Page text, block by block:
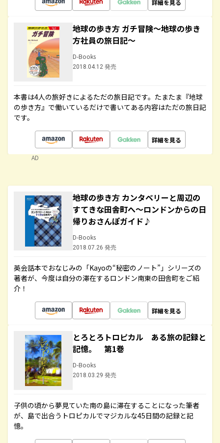
詳細を見る
地球の歩き方 ガチ冒険～地球の歩き
方社員の旅日記～
D-Books
2018.04.12 発売
本書は4人の旅好きによるただの旅日記です。たまたま『地球
の歩き方』で働いているだけで書いてある内容はただの旅日記
です。
詳細を見る
AD
地球の歩き方 カンタベリーと周辺の
すてきな田舎町へ～ロンドンからの日
帰りおさんぽガイド♪
D-Books
2018.07.26 発売
英会話本でおなじみの「Kayoの“秘密のノート”」シリーズの
著者が、今度は自分の滞在するロンドン南東の田舎町をご紹
介！
詳細を見る
とろとろトロピカル ある旅の記録と
記憶。 第1巻
D-Books
2018.03.29 発売
子供の頃から夢見ていた南の島に滞在することになった筆者
が、島で出合うトロピカルでマジカルな45日間の記録と記
憶。